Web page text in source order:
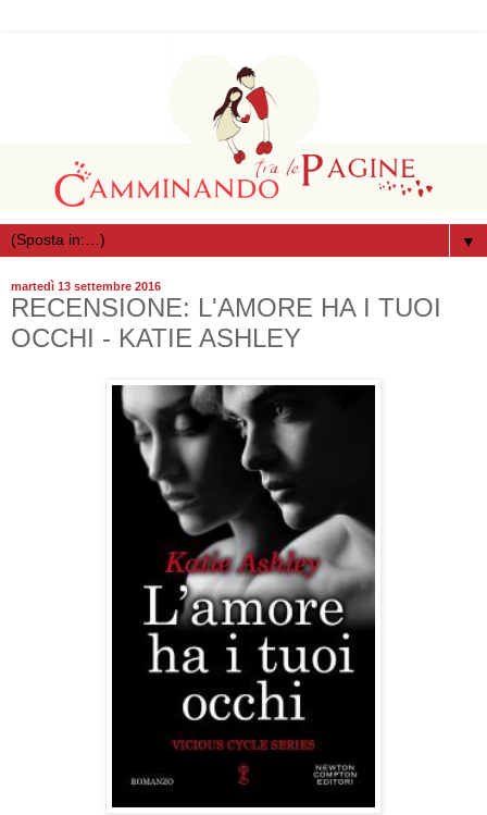
▼
martedì 13 settembre 2016
RECENSIONE: L'AMORE HA I TUOI
OCCHI - KATIE ASHLEY